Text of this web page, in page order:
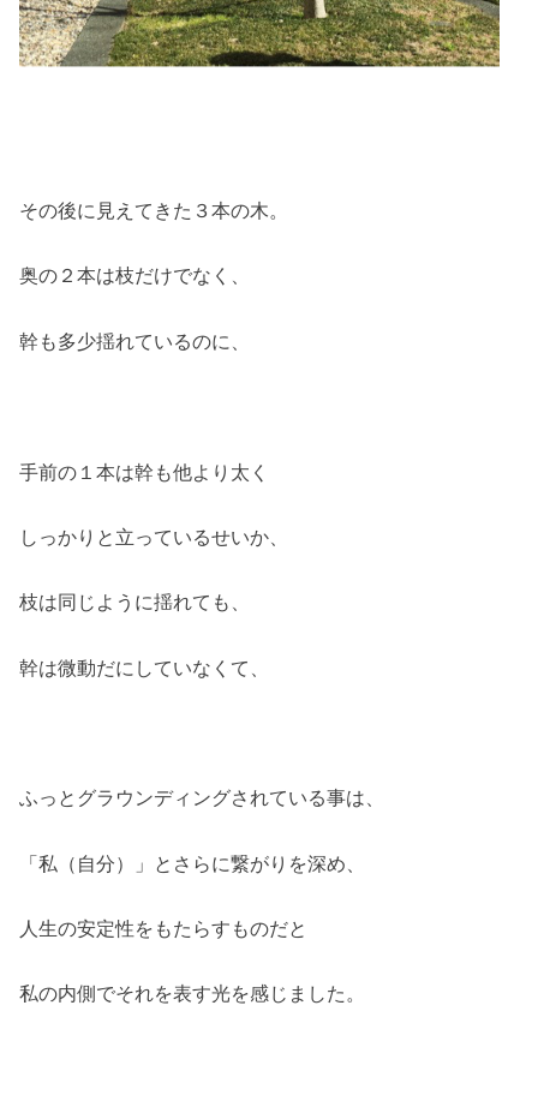
その後に見えてきた３本の木。
奥の２本は枝だけでなく、
幹も多少揺れているのに、
手前の１本は幹も他より太く
しっかりと立っているせいか、
枝は同じように揺れても、
幹は微動だにしていなくて、
ふっとグラウンディングされている事は、
「私（自分）」とさらに繋がりを深め、
人生の安定性をもたらすものだと
私の内側でそれを表す光を感じました。